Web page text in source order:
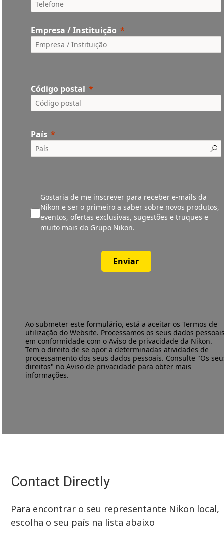
Empresa / Instituição
Código postal
País
Gostaria de me inscrever para receber e-mails da
Nikon e ser o primeiro a saber sobre novos produtos,
eventos, ofertas exclusivas, sugestões e truques e
muito mais do Grupo Nikon.
Enviar
Ao submeter este formulário, está a aceitar osTermos de
utilização do Website. Processamos os seus dados
em conformidade com oAviso de privacidade da Nikon.
Tem o direito de se opor a determinadas atividades de
processamento dos seus dados pessoais. Consulte "Os
direitos" no Aviso de privacidade para obter mais
informações.
Contact Directly
Para encontrar o seu representante Nikon local,
escolha o seu país na lista abaixo